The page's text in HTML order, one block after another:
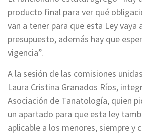
producto final para ver qué
van a tener para que esta Ley vaya
presupuesto, además hay que
vigencia”.
A la sesión de las comisiones
Laura Cristina Granados Ríos,
Asociación de Tanatología, quien
un apartado para que esta ley
aplicable a los menores, siempre y